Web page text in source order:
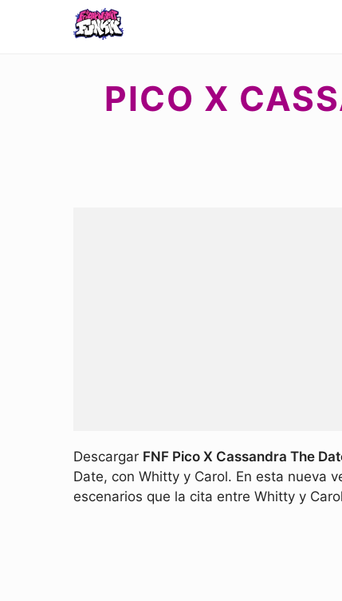
PICO X
Descargar FNF Pico X Cassandra The
Date, con Whitty y Carol. En esta nueva
escenarios que la cita entre Whitty y